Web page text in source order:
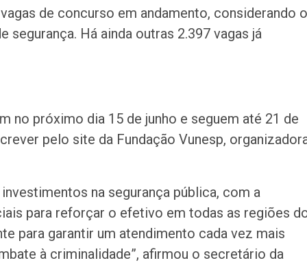
de concurso em andamento, considerando
Há ainda outras 2.397 vagas já
no próximo dia 15 de junho e seguem até 21 de
pelo site da Fundação Vunesp,
na segurança pública, com a
para reforçar o efetivo em todas as regiões
para garantir um atendimento cada vez mais
à criminalidade”, afirmou o secretário da